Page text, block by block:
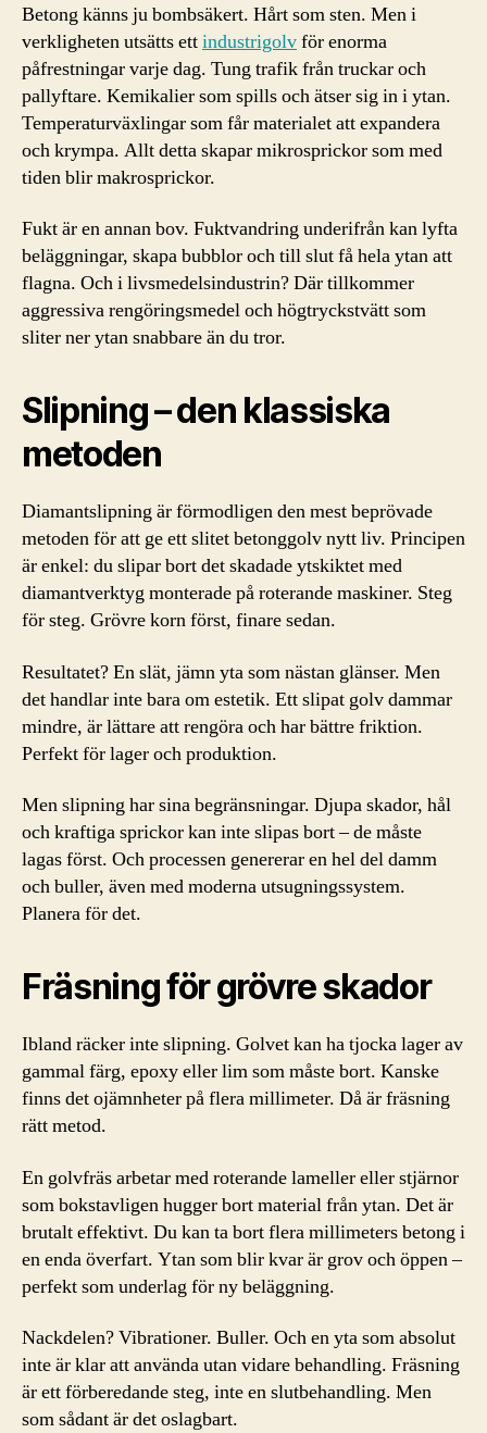
Betong känns ju bombsäkert. Hårt som sten. Men i
verkligheten utsätts ettindustrigolvför enorma
påfrestningar varje dag. Tung trafik från truckar och
pallyftare. Kemikalier som spills och ätser sig in i ytan.
Temperaturväxlingar som får materialet att expandera
och krympa. Allt detta skapar mikrosprickor som med
tiden blir makrosprickor.
Fukt är en annan bov. Fuktvandring underifrån kan lyfta
beläggningar, skapa bubblor och till slut få hela ytan att
flagna. Och i livsmedelsindustrin? Där tillkommer
aggressiva rengöringsmedel och högtryckstvätt som
sliter ner ytan snabbare än du tror.
Slipning – den klassiska
metoden
Diamantslipning är förmodligen den mest beprövade
metoden för att ge ett slitet betonggolv nytt liv. Principen
är enkel: du slipar bort det skadade ytskiktet med
diamantverktyg monterade på roterande maskiner. Steg
för steg. Grövre korn först, finare sedan.
Resultatet? En slät, jämn yta som nästan glänser. Men
det handlar inte bara om estetik. Ett slipat golv dammar
mindre, är lättare att rengöra och har bättre friktion.
Perfekt för lager och produktion.
Men slipning har sina begränsningar. Djupa skador, hål
och kraftiga sprickor kan inte slipas bort – de måste
lagas först. Och processen genererar en hel del damm
och buller, även med moderna utsugningssystem.
Planera för det.
Fräsning för grövre skador
Ibland räcker inte slipning. Golvet kan ha tjocka lager av
gammal färg, epoxy eller lim som måste bort. Kanske
finns det ojämnheter på flera millimeter. Då är fräsning
rätt metod.
En golvfräs arbetar med roterande lameller eller stjärnor
som bokstavligen hugger bort material från ytan. Det är
brutalt effektivt. Du kan ta bort flera millimeters betong i
en enda överfart. Ytan som blir kvar är grov och öppen –
perfekt som underlag för ny beläggning.
Nackdelen? Vibrationer. Buller. Och en yta som absolut
inte är klar att använda utan vidare behandling. Fräsning
är ett förberedande steg, inte en slutbehandling. Men
som sådant är det oslagbart.